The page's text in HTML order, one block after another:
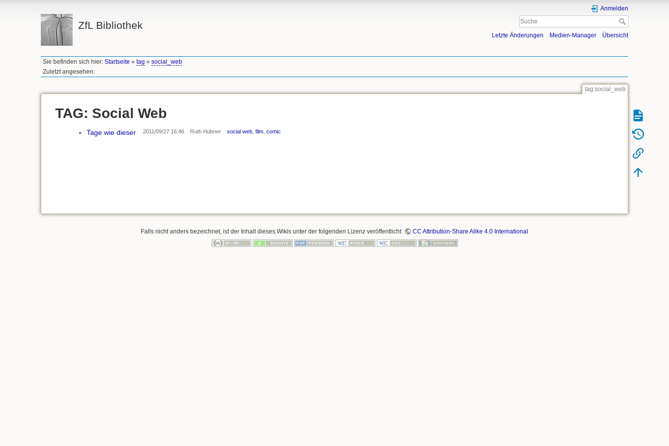
ZfL Bibliothek
Anmelden
Letzte Änderungen Medien-Manager Übersicht
Sie befinden sich hier:Startseite »tag »social_web
Zuletzt angesehen:
tag:social_web
TAG: Social Web
Tage wie dieser 2011/09/27 16:46 Ruth Hübner social web film comic
Falls nicht anders bezeichnet, ist der Inhalt dieses Wikis unter der folgenden Lizenz veröffentlicht: CC Attribution-Share Alike 4.0 International